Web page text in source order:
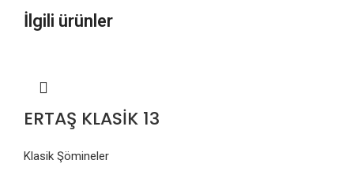
İlgili ürünler
ERTAŞ KLASİK 13
Klasik Şömineler